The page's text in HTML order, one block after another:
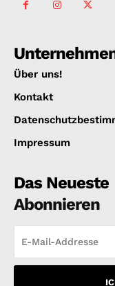
Über uns!
Kontakt
Impressum
Das Neueste
Abonnieren